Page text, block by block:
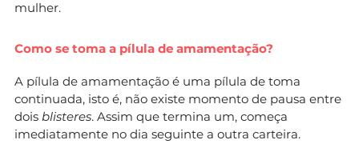
mulher.
Como se toma a pílula de amamentação?
A pílula de amamentação é uma pílula de toma
continuada, isto é, não existe momento de pausa entre
dois blisteres. Assim que termina um, começa
imediatamente no dia seguinte a outra carteira.